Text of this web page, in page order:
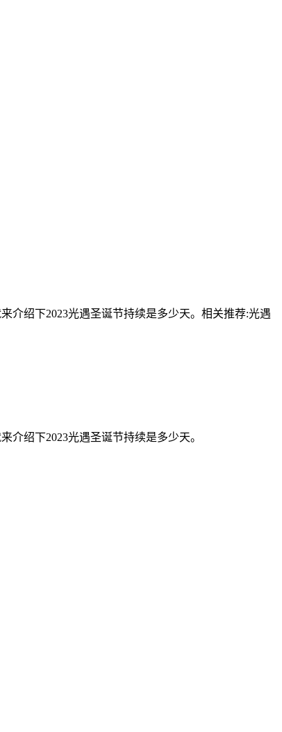
介绍下2023光遇圣诞节持续是多少天。相关推荐:光遇
介绍下2023光遇圣诞节持续是多少天。